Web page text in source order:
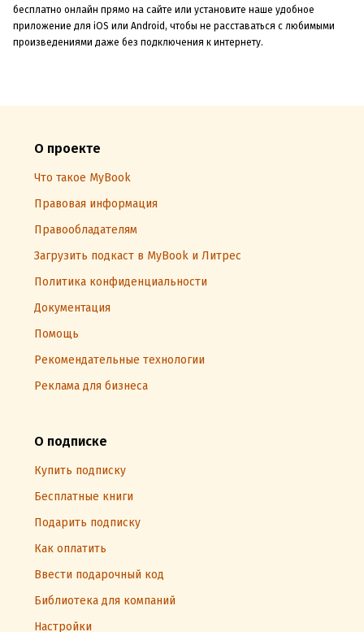
бесплатно онлайн прямо на сайте или установите наше удобное
приложение для iOS или Android, чтобы не расставаться с любимыми
произведениями даже без подключения к интернету.
О проекте
Что такое MyBook
Правовая информация
Правообладателям
Загрузить подкаст в MyBook и Литрес
Политика конфиденциальности
Документация
Помощь
Рекомендательные технологии
Реклама для бизнеса
О подписке
Купить подписку
Бесплатные книги
Подарить подписку
Как оплатить
Ввести подарочный код
Библиотека для компаний
Настройки